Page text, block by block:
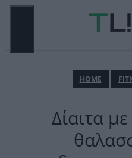
Μετάβαση
ΗΟΜΕ
Δίαιτα